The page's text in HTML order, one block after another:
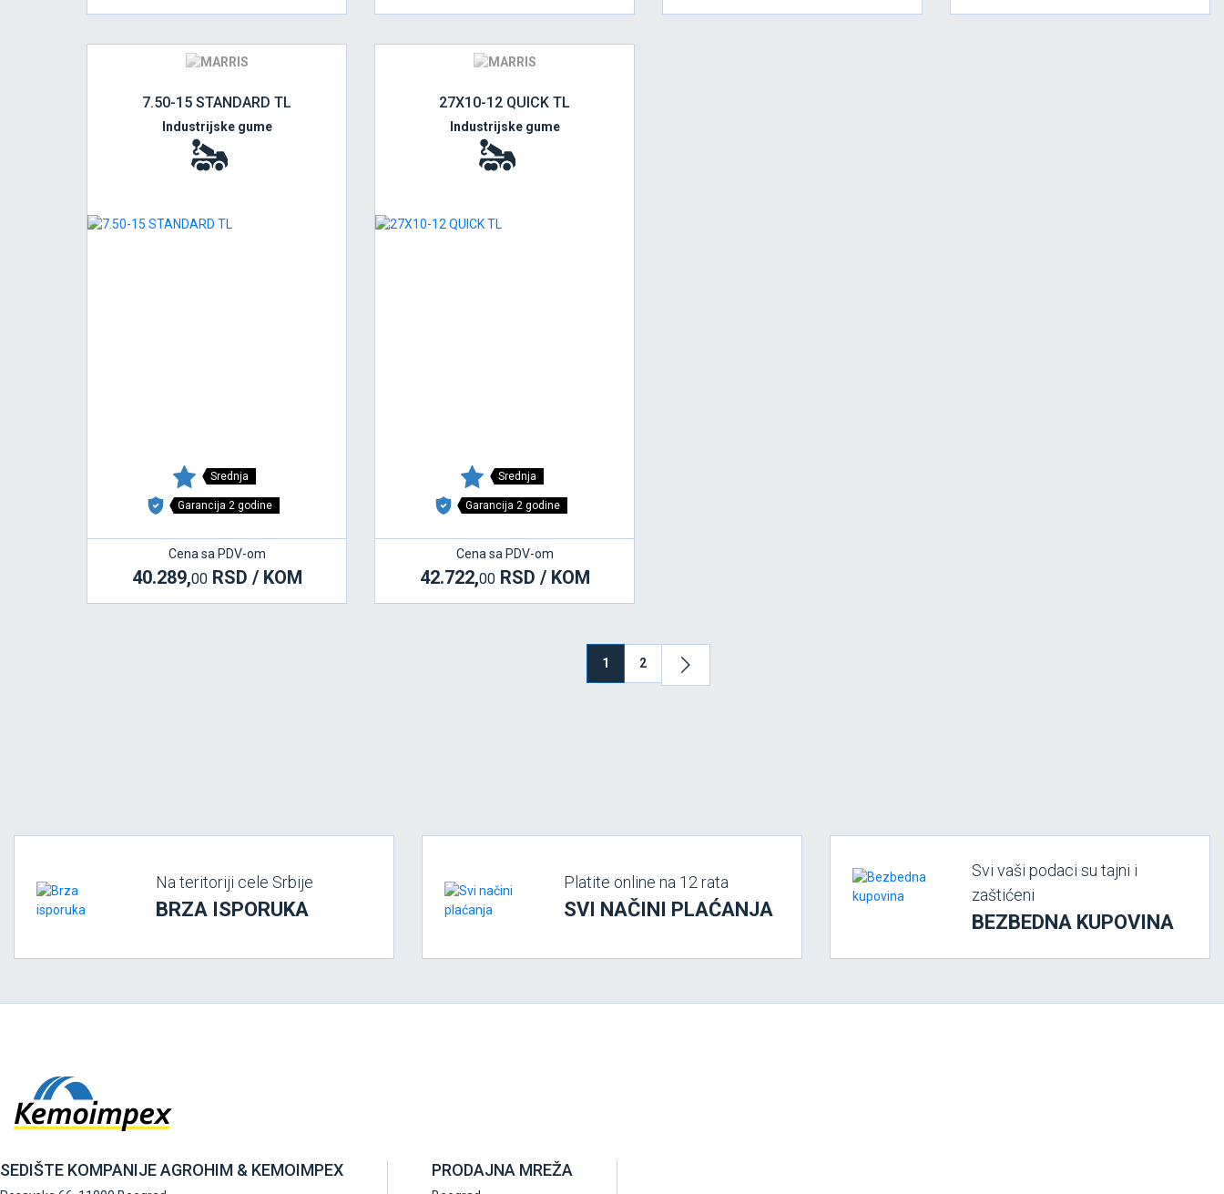
7.50-15 STANDARD TL
Industrijske gume
Srednja
Garancija 2 godine
Cena sa PDV-om
40.289,00RSD / KOM
27X10-12 QUICK TL
Industrijske gume
Srednja
Garancija 2 godine
Cena sa PDV-om
42.722,00RSD / KOM
1 2
Na teritoriji cele Srbije
BRZA ISPORUKA
Platite online na 12 rata
SVI NAČINI PLAĆANJA
Svi vaši podaci su tajni i
zaštićeni
BEZBEDNA KUPOVINA
SEDIŠTE KOMPANIJE AGROHIM & KEMOIMPEX PRODAJNA MREŽA